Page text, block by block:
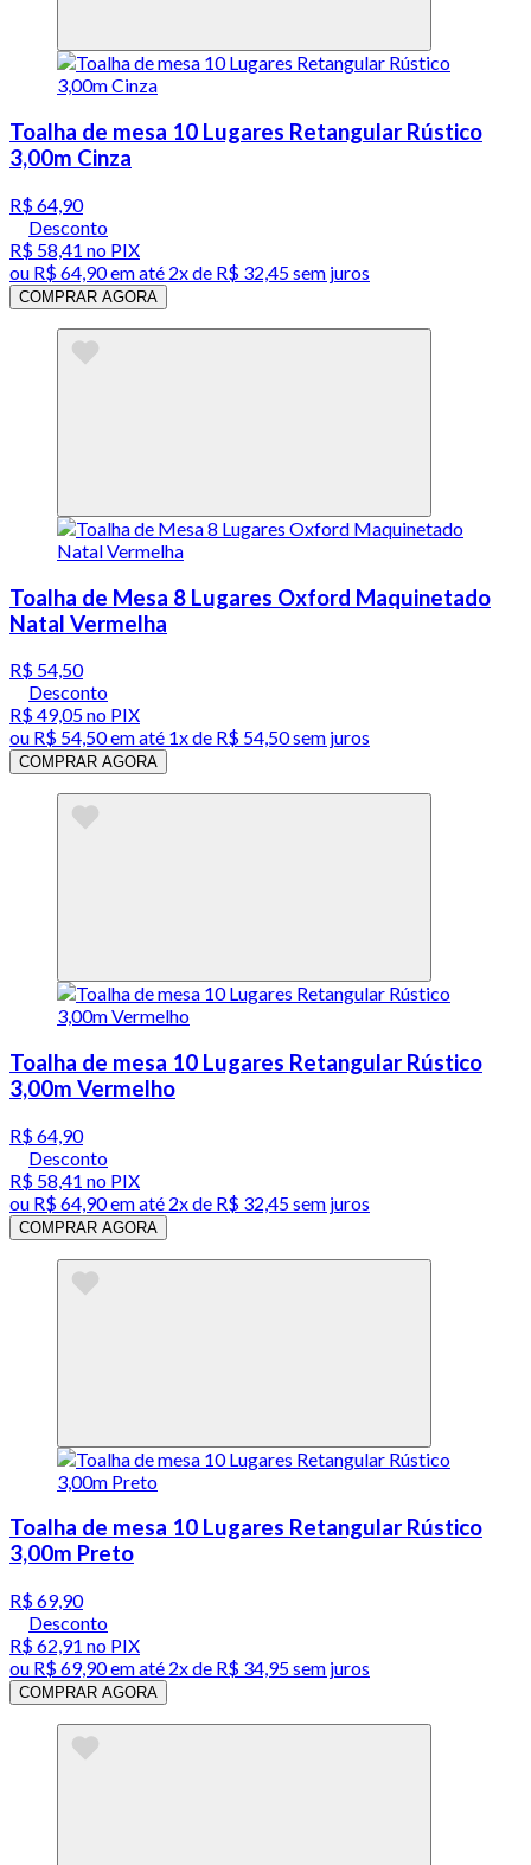
Toalha de mesa 10 Lugares Retangular Rústico
3,00m Cinza
R$ 64,90
Desconto
R$ 58,41 no PIX
ou R$ 64,90em até 2x de R$ 32,45 sem juros
COMPRAR AGORA
Toalha de Mesa 8 Lugares Oxford Maquinetado
Natal Vermelha
R$ 54,50
Desconto
R$ 49,05no PIX
ou R$ 54,50em até 1x de R$ 54,50sem juros
COMPRAR AGORA
Toalha de mesa 10 Lugares Retangular Rústico
3,00m Vermelho
R$ 64,90
Desconto
R$ 58,41 no PIX
ou R$ 64,90em até 2x de R$ 32,45 sem juros
COMPRAR AGORA
Toalha de mesa 10 Lugares Retangular Rústico
3,00m Preto
R$ 69,90
Desconto
R$ 62,91 no PIX
ou R$ 69,90em até 2x de R$ 34,95 sem juros
COMPRAR AGORA